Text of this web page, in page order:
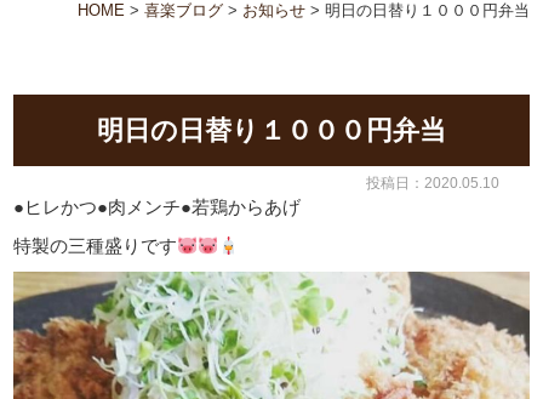
店舗情報 喜楽ブログ
HOME> 喜楽ブログ> お知らせ> 明日の日替り１０００円弁当
明日の日替り１０００円弁当
投稿日：2020.05.10
●ヒレかつ●肉メンチ●若鶏からあげ
特製の三種盛りです